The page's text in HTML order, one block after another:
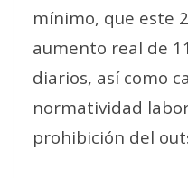
mínimo, que este
aumento real de
diarios, así como
normatividad
prohibición del